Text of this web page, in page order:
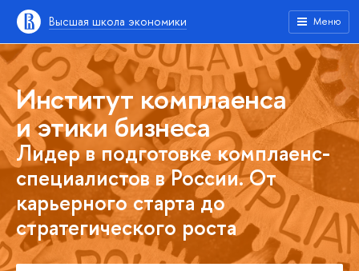
Высшая школа экономики Меню
Институт комплаенса
и этики бизнеса
Лидер в подготовке комплаенс-
специалистов в России. От
карьерного старта до
стратегического роста